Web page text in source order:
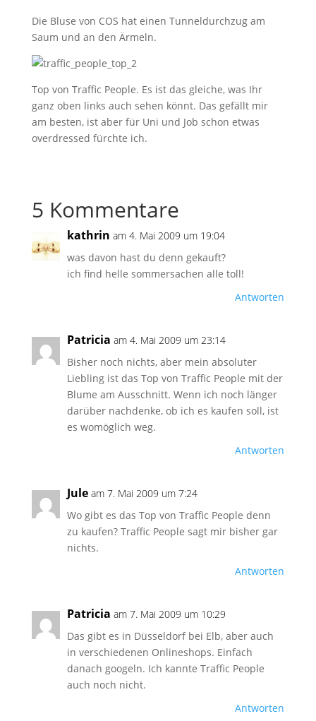
Die Bluse von COS hat einen Tunneldurchzug am
Saum und an den Ärmeln.
Top von Traffic People. Es ist das gleiche, was Ihr
ganz oben links auch sehen könnt. Das gefällt mir
am besten, ist aber für Uni und Job schon etwas
overdressed fürchte ich.
5 Kommentare
kathrin am 4. Mai 2009 um 19:04
was davon hast du denn gekauft?
ich find helle sommersachen alle toll!
Antworten
Patricia am 4. Mai 2009 um 23:14
Bisher noch nichts, aber mein absoluter
Liebling ist das Top von Traffic People mit der
Blume am Ausschnitt. Wenn ich noch länger
darüber nachdenke, ob ich es kaufen soll, ist
es womöglich weg.
Antworten
Jule am 7. Mai 2009 um 7:24
Wo gibt es das Top von Traffic People denn
zu kaufen? Traffic People sagt mir bisher gar
nichts.
Antworten
Patricia am 7. Mai 2009 um 10:29
Das gibt es in Düsseldorf bei Elb, aber auch
in verschiedenen Onlineshops. Einfach
danach googeln. Ich kannte Traffic People
auch noch nicht.
Antworten